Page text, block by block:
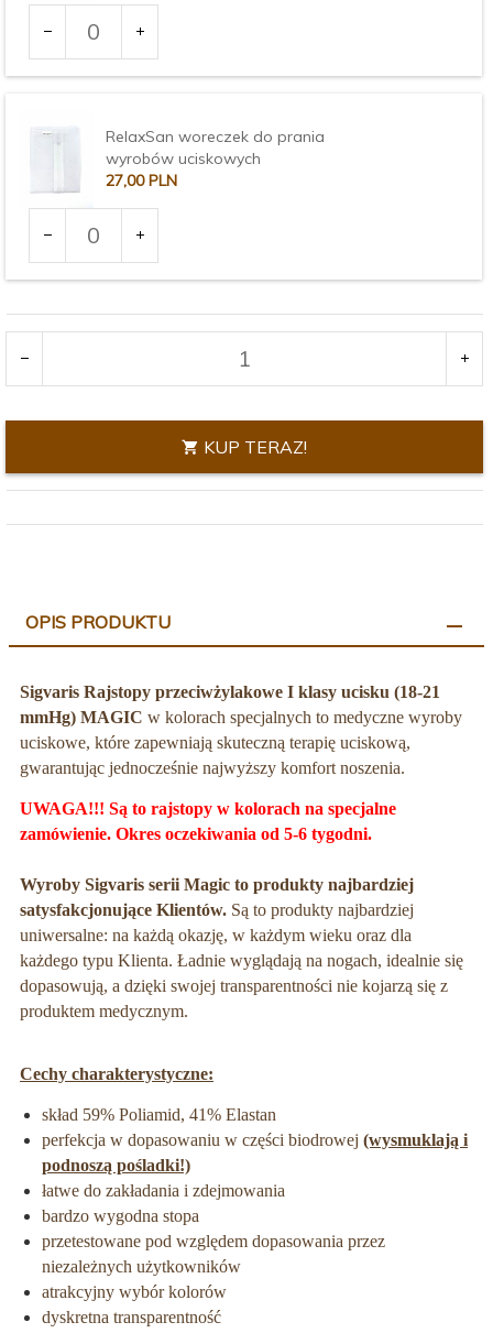
dla
produktu
2969
RelaxSan woreczek do prania
wyrobów uciskowych
27,00 PLN
dla
produktu
3681
KUP TERAZ!
OPIS PRODUKTU
Sigvaris Rajstopy przeciwżylakowe I klasy ucisku (18-21
mmHg) MAGIC w kolorach specjalnych to medyczne wyroby
uciskowe, które zapewniają skuteczną terapię uciskową,
gwarantując jednocześnie najwyższy komfort noszenia.
UWAGA!!! Są to rajstopy w kolorach na specjalne
zamówienie. Okres oczekiwania od 5-6 tygodni.
Wyroby Sigvaris serii Magic to produkty najbardziej
satysfakcjonujące Klientów. Są to produkty najbardziej
uniwersalne: na każdą okazję, w każdym wieku oraz dla
każdego typu Klienta. Ładnie wyglądają na nogach, idealnie się
dopasowują, a dzięki swojej transparentności nie kojarzą się z
produktem medycznym.
Cechy charakterystyczne:
skład 59% Poliamid, 41% Elastan
perfekcja w dopasowaniu w części biodrowej (wysmuklają i
podnoszą pośladki!)
łatwe do zakładania i zdejmowania
bardzo wygodna stopa
przetestowane pod względem dopasowania przez
niezależnych użytkowników
atrakcyjny wybór kolorów
dyskretna transparentność